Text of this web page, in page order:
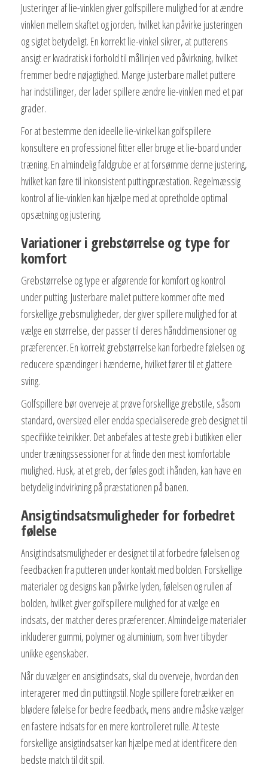
Justeringer af lie-vinklen giver golfspillere mulighed for at ændre
vinklen mellem skaftet og jorden, hvilket kan påvirke justeringen
og sigtet betydeligt. En korrekt lie-vinkel sikrer, at putterens
ansigt er kvadratisk i forhold til mållinjen ved påvirkning, hvilket
fremmer bedre nøjagtighed. Mange justerbare mallet puttere
har indstillinger, der lader spillere ændre lie-vinklen med et par
grader.
For at bestemme den ideelle lie-vinkel kan golfspillere
konsultere en professionel fitter eller bruge et lie-board under
træning. En almindelig faldgrube er at forsømme denne justering,
hvilket kan føre til inkonsistent puttingpræstation. Regelmæssig
kontrol af lie-vinklen kan hjælpe med at opretholde optimal
opsætning og justering.
Variationer i grebstørrelse og type for
komfort
Grebstørrelse og type er afgørende for komfort og kontrol
under putting. Justerbare mallet puttere kommer ofte med
forskellige grebsmuligheder, der giver spillere mulighed for at
vælge en størrelse, der passer til deres hånddimensioner og
præferencer. En korrekt grebstørrelse kan forbedre følelsen og
reducere spændinger i hænderne, hvilket fører til et glattere
sving.
Golfspillere bør overveje at prøve forskellige grebstile, såsom
standard, oversized eller endda specialiserede greb designet til
specifikke teknikker. Det anbefales at teste greb i butikken eller
under træningssessioner for at finde den mest komfortable
mulighed. Husk, at et greb, der føles godt i hånden, kan have en
betydelig indvirkning på præstationen på banen.
Ansigtindsatsmuligheder for forbedret
følelse
Ansigtindsatsmuligheder er designet til at forbedre følelsen og
feedbacken fra putteren under kontakt med bolden. Forskellige
materialer og designs kan påvirke lyden, følelsen og rullen af
bolden, hvilket giver golfspillere mulighed for at vælge en
indsats, der matcher deres præferencer. Almindelige materialer
inkluderer gummi, polymer og aluminium, som hver tilbyder
unikke egenskaber.
Når du vælger en ansigtindsats, skal du overveje, hvordan den
interagerer med din puttingstil. Nogle spillere foretrækker en
blødere følelse for bedre feedback, mens andre måske vælger
en fastere indsats for en mere kontrolleret rulle. At teste
forskellige ansigtindsatser kan hjælpe med at identificere den
bedste match til dit spil.